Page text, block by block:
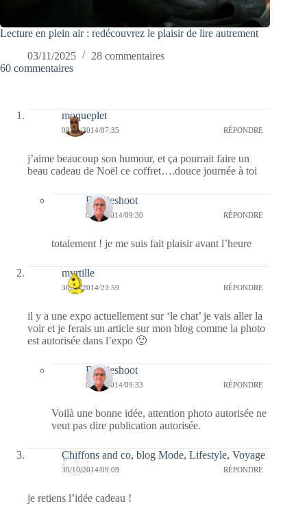
Lecture en plein air : redécouvrez le plaisir de lire autrement
03/11/2025
28 commentaires
60 commentaires
moqueplet
09/11/2014/07:35 RÉPONDRE
j’aime beaucoup son humour, et ça pourrait faire un
beau cadeau de Noël ce coffret….douce journée à toi
Bernieshoot
09/11/2014/09:30 RÉPONDRE
totalement ! je me suis fait plaisir avant l’heure
myrtille
30/10/2014/23:59 RÉPONDRE
il y a une expo actuellement sur ‘le chat’ je vais aller la
voir et je ferais un article sur mon blog comme la photo
est autorisée dans l’expo 🙂
Bernieshoot
01/11/2014/09:33 RÉPONDRE
Voilà une bonne idée, attention photo autorisée ne
veut pas dire publication autorisée.
Chiffons and co, blog Mode, Lifestyle, Voyage
30/10/2014/09:09 RÉPONDRE
je retiens l’idée cadeau !